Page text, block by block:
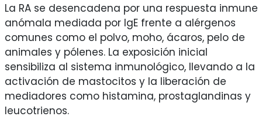
La RA se desencadena por una respuesta inmune
anómala mediada por IgE frente a alérgenos
comunes como el polvo, moho, ácaros, pelo de
animales y pólenes. La exposición inicial
sensibiliza al sistema inmunológico, llevando a la
activación de mastocitos y la liberación de
mediadores como histamina, prostaglandinas y
leucotrienos.